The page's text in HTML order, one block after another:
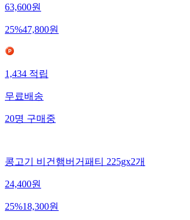
63,600원
25%47,800원
1,434적립
무료배송
20명구매중
콩고기 비건햄버거패티 225gx2개
24,400원
25%18,300원